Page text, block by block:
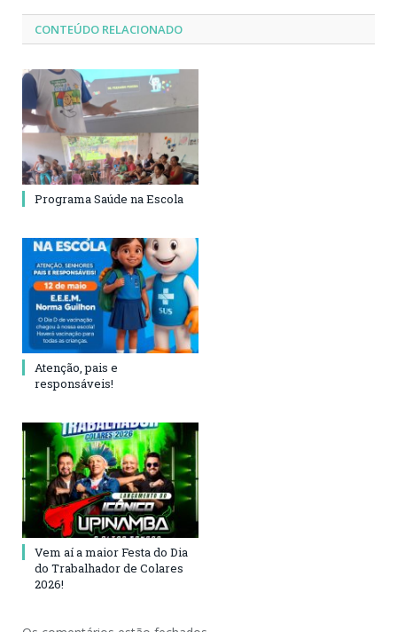
CONTEÚDO RELACIONADO
Programa Saúde na Escola
Atenção, pais e
responsáveis!
Vem aí a maior Festa do Dia
do Trabalhador de Colares
2026!